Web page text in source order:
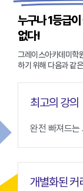
누구나 1등급
없다!
그레이스아카데미학
하기 위해 다음과 같
최고의 강의
완전 빠져드는
개별화된 커